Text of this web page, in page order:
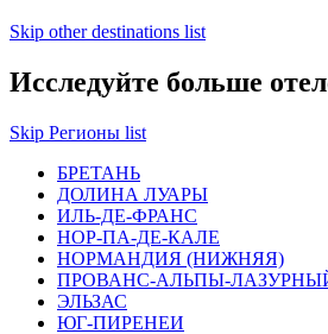
Skip other destinations list
Исследуйте больше
Skip Регионы list
БРЕТАНЬ
ДОЛИНА ЛУАРЫ
ИЛЬ-ДЕ-ФРАНС
НОР-ПА-ДЕ-КАЛЕ
НОРМАНДИЯ (НИЖНЯЯ)
ПРОВАНС-АЛЬПЫ-
ЭЛЬЗАС
ЮГ-ПИРЕНЕИ